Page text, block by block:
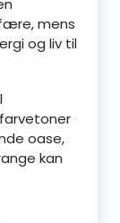
mens
og liv til
oase,
kan